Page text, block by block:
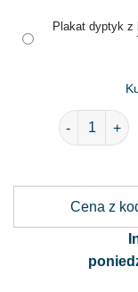
Plakat dyptyk z
ilość Plakat
Cena z